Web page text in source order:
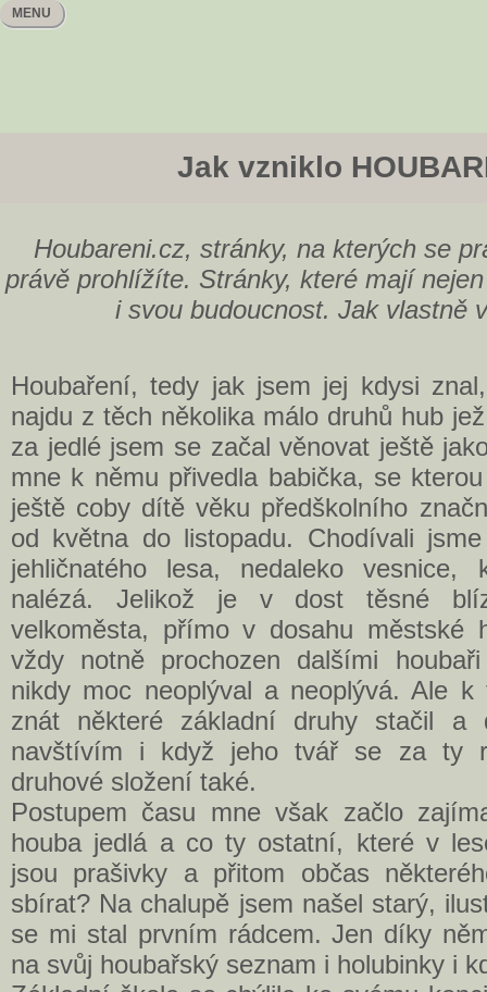
MENU
Jak vzniklo
Houbareni.cz, stránky, na kterých se
právě prohlížíte. Stránky, které mají
i svou budoucnost. Jak vlastně
Houbaření, tedy jak jsem jej kdysi
najdu z těch několika málo druhů hub
za jedlé jsem se začal věnovat ještě
mne k němu přivedla babička, se
ještě coby dítě věku předškolního
od května do listopadu. Chodívali
jehličnatého lesa, nedaleko
nalézá. Jelikož je v dost těsné
velkoměsta, přímo v dosahu městské
vždy notně prochozen dalšími
nikdy moc neoplýval a neoplývá. Ale
znát některé základní druhy stačil a
navštívím i když jeho tvář se za ty
druhové složení také.
Postupem času mne však začlo
houba jedlá a co ty ostatní, které v
jsou prašivky a přitom občas
sbírat? Na chalupě jsem našel starý,
se mi stal prvním rádcem. Jen díky
na svůj houbařský seznam i holubinky i